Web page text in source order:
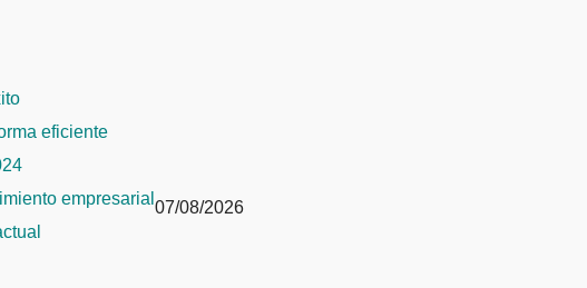
eficiente
empresarial 07/08/2026